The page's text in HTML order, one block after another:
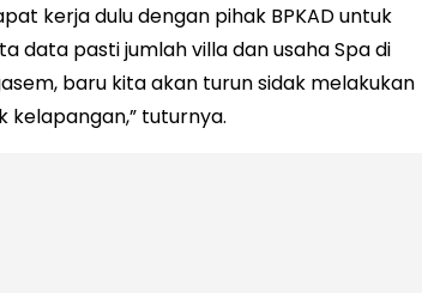
kerja dulu dengan pihak BPKAD untuk
data pasti jumlah villa dan usaha Spa di
baru kita akan turun sidak melakukan
kelapangan,” tuturnya.